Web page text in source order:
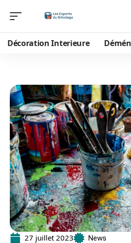
Décoration Interieure
27 juillet 2023 News